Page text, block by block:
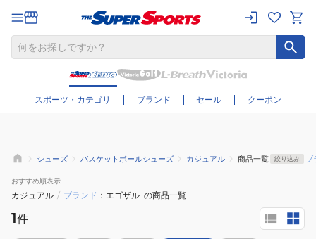
スポーツ・カテゴリ ブランド セール クーポン
さらに絞り込む
シューズ バスケットボールシューズ カジュアル 商品一覧 絞り込み ブ
おすすめ順表示
カジュアル / ブランド エゴザル の商品一覧
1件